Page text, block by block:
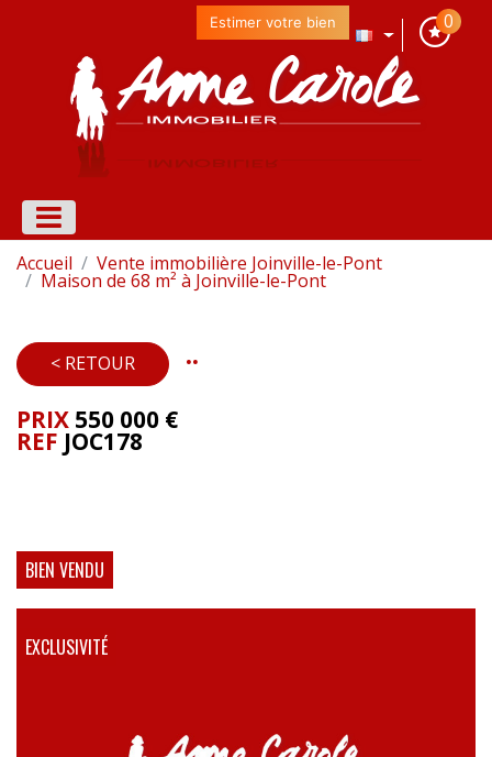
0
Estimer votre bien
Accueil Vente immobilière Joinville-le-Pont
Maison de 68 m² à Joinville-le-Pont
< RETOUR ..
PRIX 550 000 €
REF JOC178
BIEN VENDU
EXCLUSIVITÉ